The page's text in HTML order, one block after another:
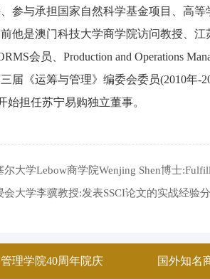
参与承担国家自然科学基金项目、高
他是澳门科技大学商学院访问教授、
会员、Production and Operations
届《运筹与管理》编委会委员(2010年-
始担任苏宁易购独立董事。
尔大学Lebow商学院Wenjing Shen博士
会大学李骥教授:发表SSCI论文的实战经验
管理学院40周年院庆 国外知名